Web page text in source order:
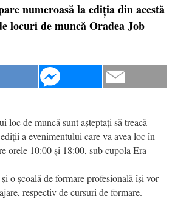
numeroasă la ediția din acestă
locuri de muncă Oradea Job
loc de muncă sunt așteptați să treacă
a evenimentului care va avea loc în
orele 10:00 și 18:00, sub cupola Era
o școală de formare profesională își vor
respectiv de cursuri de formare.